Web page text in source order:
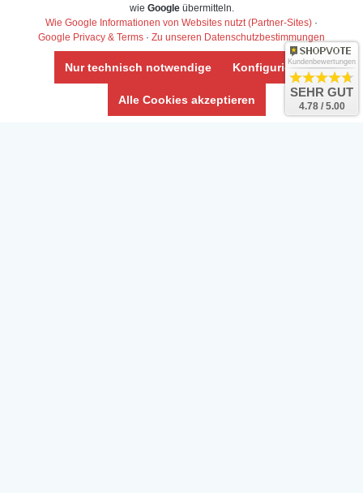
wie Googleübermitteln.
Wie Google Informationen von Websites nutzt (Partner-Sites) ·
Google Privacy & Terms · Zu unseren Datenschutzbestimmungen
Nur technisch notwendige Konfigurieren
Alle Cookies akzeptieren
Kundenbewertungen
SEHR GUT
4.78 / 5.00